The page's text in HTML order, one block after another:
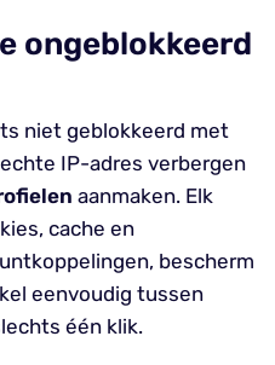
ongeblokkeerd
niet geblokkeerd met
IP-adres verbergen
aanmaken. Elk
cache en
bescherm
eenvoudig tussen
één klik.